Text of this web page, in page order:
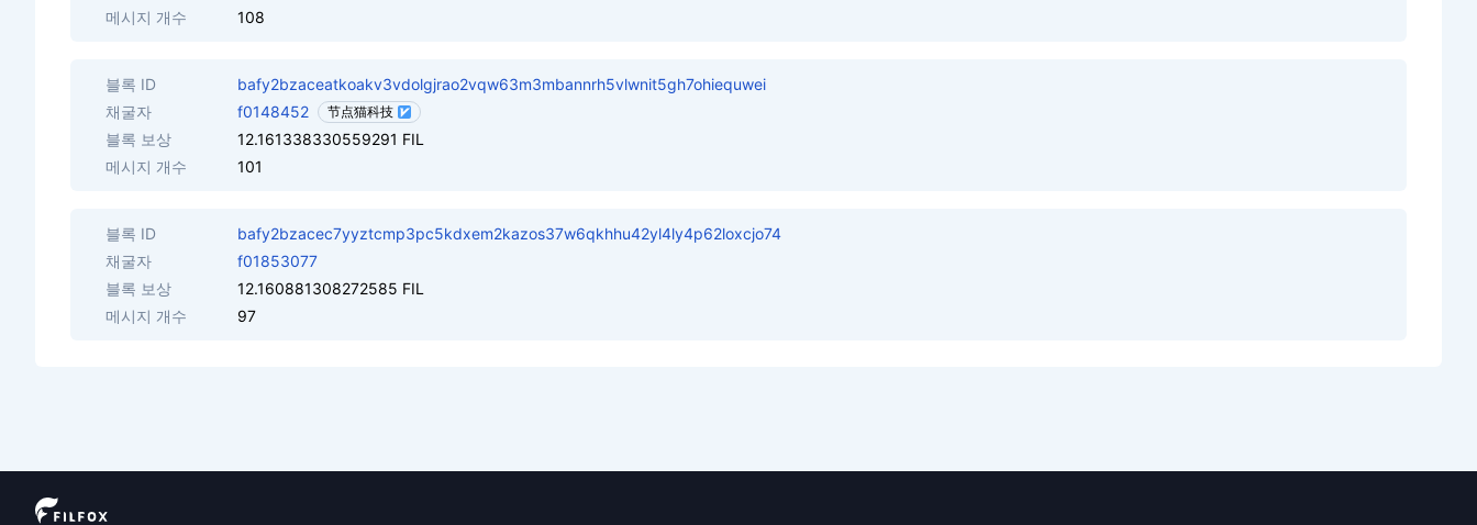
메시지 개수
108
블록 ID
bafy2bzaceatkoakv3vdolgjrao2vqw63m3mbannrh5vlwnit5gh7ohiequwei
채굴자
f0148452 节点猫科技
블록 보상
12.161338330559291 FIL
메시지 개수
101
블록 ID
bafy2bzacec7yyztcmp3pc5kdxem2kazos37w6qkhhu42yl4ly4p62loxcjo74
채굴자
f01853077
블록 보상
12.160881308272585 FIL
메시지 개수
97